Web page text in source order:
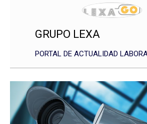
GRUPO LEXA
PORTAL DE ACTUALIDAD